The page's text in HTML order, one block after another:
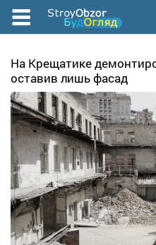
Перейти
до
вмісту
На Крещатике
оставив лишь фасад